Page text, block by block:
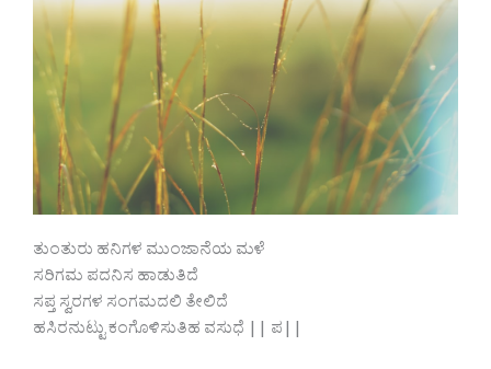
ತುಂತುರು ಹನಿಗಳ ಮುಂಜಾನೆಯ ಮಳೆ
ಸರಿಗಮ ಪದನಿಸ ಹಾಡುತಿದೆ
ಸಪ್ತ ಸ್ವರಗಳ ಸಂಗಮದಲಿ ತೇಲಿದೆ
ಹಸಿರನುಟ್ಟು ಕಂಗೊಳಿಸುತಿಹ ವಸುಧೆ || ಪ||